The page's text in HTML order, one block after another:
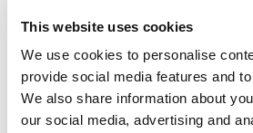
This website uses cookies
We use cookies to personalise
provide social media features and
We also share information about
our social media, advertising and
Garantie:
5 Jahre
Technische Daten
SELV: No